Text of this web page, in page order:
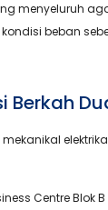
menyeluruh
beban
Berkah
Centre Blok B